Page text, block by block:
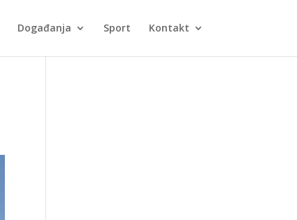
Događanja Sport Kontakt